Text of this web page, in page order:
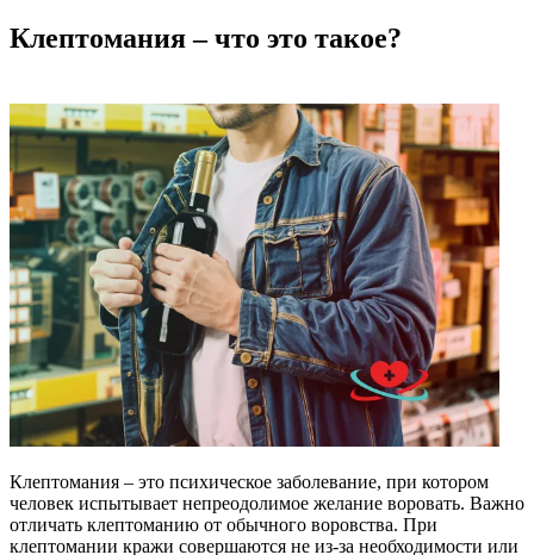
Клептомания – что это такое?
Клептомания – это психическое заболевание, при котором
человек испытывает непреодолимое желание воровать. Важно
отличать клептоманию от обычного воровства. При
клептомании кражи совершаются не из-за необходимости или